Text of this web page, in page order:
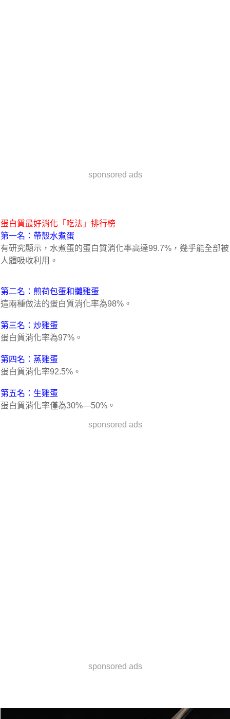
sponsored ads
蛋白質最好消化「吃法」排行榜
第一名：帶殼水煮蛋
有研究顯示，水煮蛋的蛋白質消化率高達99.7%，幾乎能全部被
人體吸收利用。
第二名：煎荷包蛋和攤雞蛋
這兩種做法的蛋白質消化率為98%。
第三名：炒雞蛋
蛋白質消化率為97%。
第四名：蒸雞蛋
蛋白質消化率92.5%。
第五名：生雞蛋
蛋白質消化率僅為30%—50%。
sponsored ads
sponsored ads